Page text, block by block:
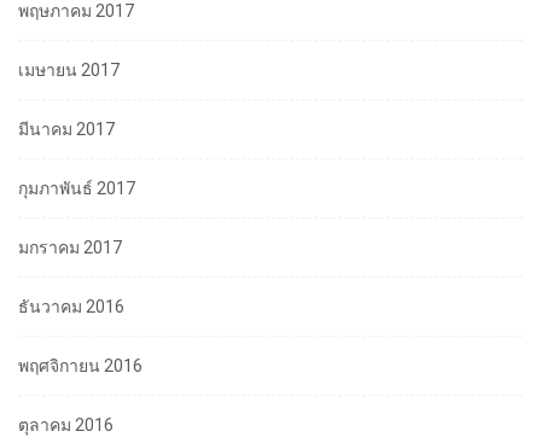
พฤษภาคม 2017
เมษายน 2017
มีนาคม 2017
กุมภาพันธ์ 2017
มกราคม 2017
ธันวาคม 2016
พฤศจิกายน 2016
ตุลาคม 2016